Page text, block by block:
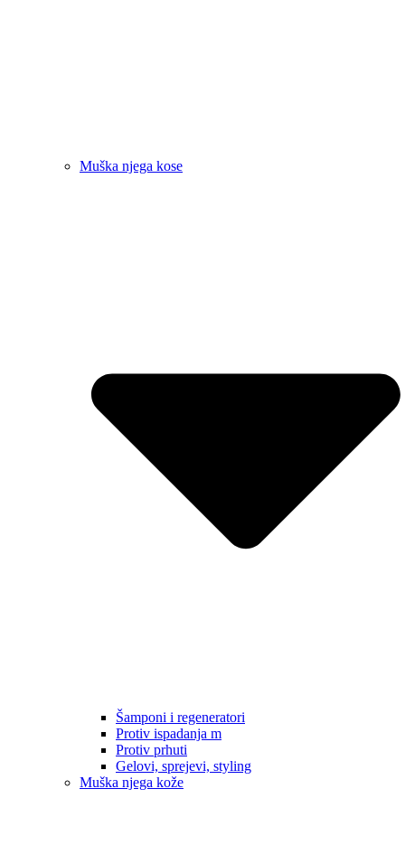
Muška njega kose
Šamponi i regeneratori
Protiv ispadanja m
Protiv prhuti
Gelovi, sprejevi, styling
Muška njega kože